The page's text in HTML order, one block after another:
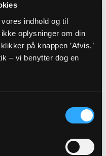
indhold og til
oplysninger om din
på knappen ’Afvis,’
– vi benytter dog en
Koch
kl. 10:30
Koch